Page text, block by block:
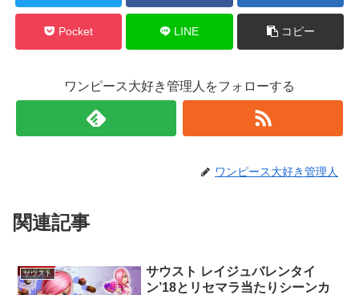
Pocket LINE コピー
ワンピース大好き管理人をフォローする
ワンピース大好き管理人
関連記事
サウスト
サウスト レイジュバレンタイ
ン’18とリセマラ当たりシーンカ